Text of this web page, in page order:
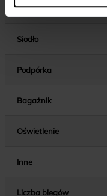
Wspornik siodła
Siodło
Podpórka
Bagażnik
Oświetlenie
Inne
Liczba biegów